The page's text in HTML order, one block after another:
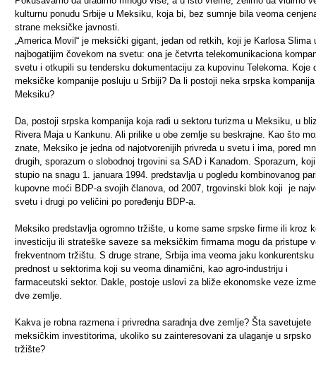
kulturnu ponudu Srbije u Meksiku, koja bi, bez sumnje bila veoma
strane meksičke javnosti.
„America Movil“ je meksički gigant, jedan od retkih, koji je Karlosa Slima
najbogatijim čovekom na svetu: ona je četvrta telekomunikaciona
svetu i otkupili su tendersku dokumentaciju za kupovinu Telekoma. Koje
meksičke kompanije posluju u Srbiji? Da li postoji neka srpska
Meksiku?
Da, postoji srpska kompanija koja radi u sektoru turizma u Meksiku, u
Rivera Maja u Kankunu. Ali prilike u obe zemlje su beskrajne. Kao što
znate, Meksiko je jedna od najotvorenijih privreda u svetu i ima, pored
drugih, sporazum o slobodnoj trgovini sa SAD i Kanadom. Sporazum,
stupio na snagu 1. januara 1994. predstavlja u pogledu kombinovanog
kupovne moći BDP-a svojih članova, od 2007, trgovinski blok koji je
svetu i drugi po veličini po poređenju BDP-a.
Meksiko predstavlja ogromno tržište, u kome same srpske firme ili kroz
investiciju ili strateške saveze sa meksičkim firmama mogu da pristupe
frekventnom tržištu. S druge strane, Srbija ima veoma jaku konkurentsku
prednost u sektorima koji su veoma dinamični, kao agro-industriju i
farmaceutski sektor. Dakle, postoje uslovi za bliže ekonomske veze
dve zemlje.
Kakva je robna razmena i privredna saradnja dve zemlje? Šta savetujete
meksičkim investitorima, ukoliko su zainteresovani za ulaganje u srpsko
tržište?